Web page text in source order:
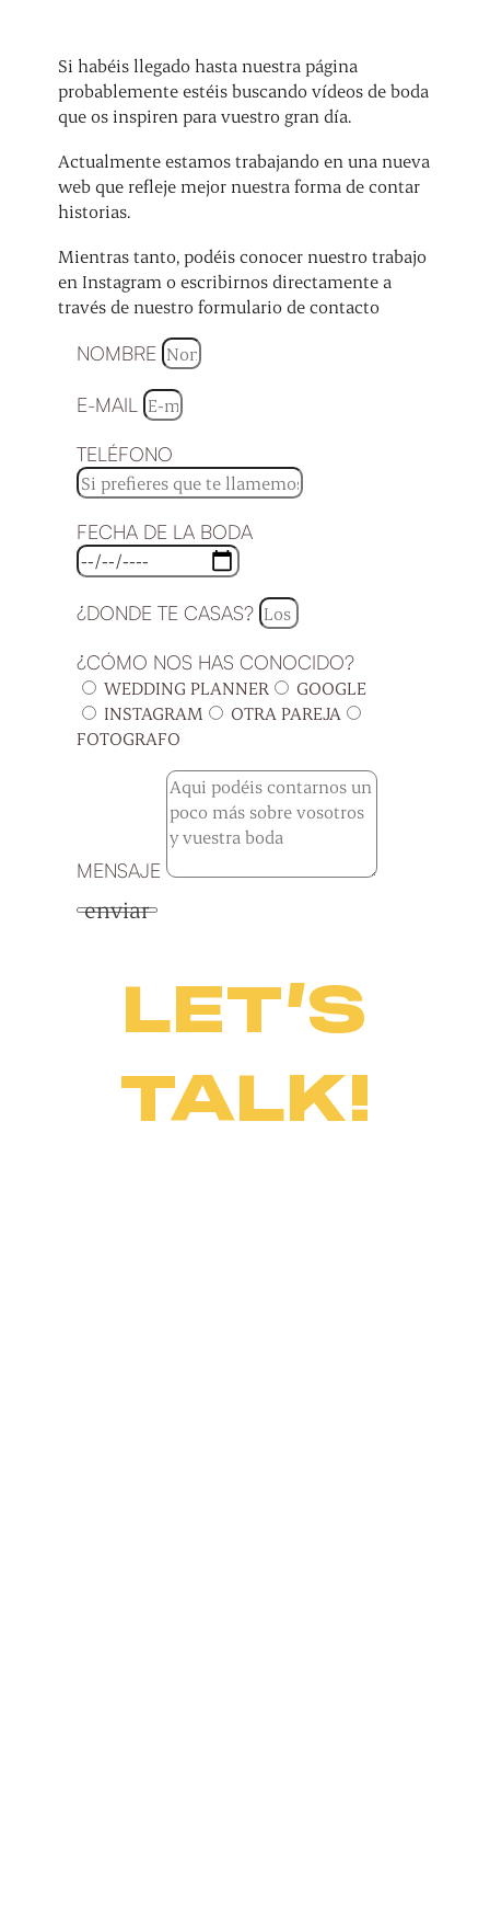
Si habéis llegado hasta nuestra página
probablemente estéis buscando vídeos de boda
que os inspiren para vuestro gran día.
Actualmente estamos trabajando en una nueva
web que refleje mejor nuestra forma de contar
historias.
Mientras tanto, podéis conocer nuestro trabajo
en Instagram o escribirnos directamente a
través de nuestro formulario de contacto
NOMBRE
E-MAIL
TELÉFONO
FECHA DE LA BODA
¿DONDE TE CASAS?
¿CÓMO NOS HAS CONOCIDO?
WEDDING PLANNER
GOOGLE
INSTAGRAM
OTRA PAREJA
FOTOGRAFO
MENSAJE
enviar
LET’S
TALK!